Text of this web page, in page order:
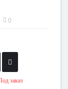
0
заказ